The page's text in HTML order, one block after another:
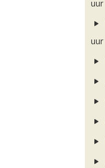
uur
uur